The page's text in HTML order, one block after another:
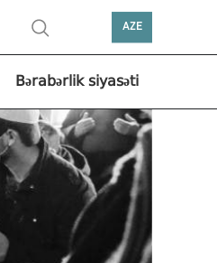
AZE
Bərabərlik siyasəti